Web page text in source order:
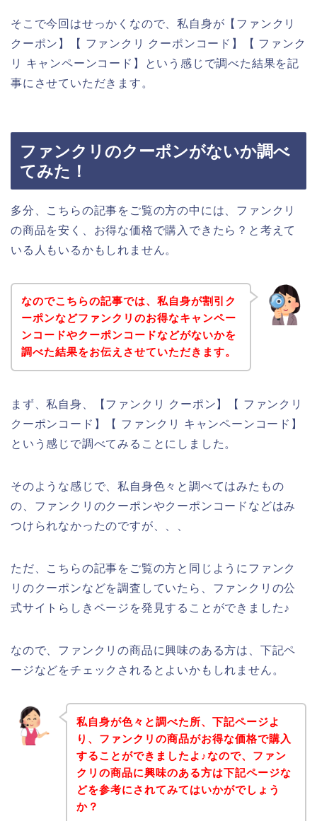
そこで今回はせっかくなので、私自身が【ファンクリ
クーポン】【 ファンクリ クーポンコード】【 ファンク
リ キャンペーンコード】という感じで調べた結果を記
事にさせていただきます。
ファンクリのクーポンがないか調べ
てみた！
多分、こちらの記事をご覧の方の中には、ファンクリ
の商品を安く、お得な価格で購入できたら？と考えて
いる人もいるかもしれません。
なのでこちらの記事では、私自身が割引ク
ーポンなどファンクリのお得なキャンペー
ンコードやクーポンコードなどがないかを
調べた結果をお伝えさせていただきます。
まず、私自身、【ファンクリ クーポン】【 ファンクリ
クーポンコード】【 ファンクリ キャンペーンコード】
という感じで調べてみることにしました。
そのような感じで、私自身色々と調べてはみたもの
の、ファンクリのクーポンやクーポンコードなどはみ
つけられなかったのですが、、、
ただ、こちらの記事をご覧の方と同じようにファンク
リのクーポンなどを調査していたら、ファンクリの公
式サイトらしきページを発見することができました♪
なので、ファンクリの商品に興味のある方は、下記ペ
ージなどをチェックされるとよいかもしれません。
私自身が色々と調べた所、下記ページよ
り、ファンクリの商品がお得な価格で購入
することができましたよ♪なので、ファン
クリの商品に興味のある方は下記ページな
どを参考にされてみてはいかがでしょう
か？